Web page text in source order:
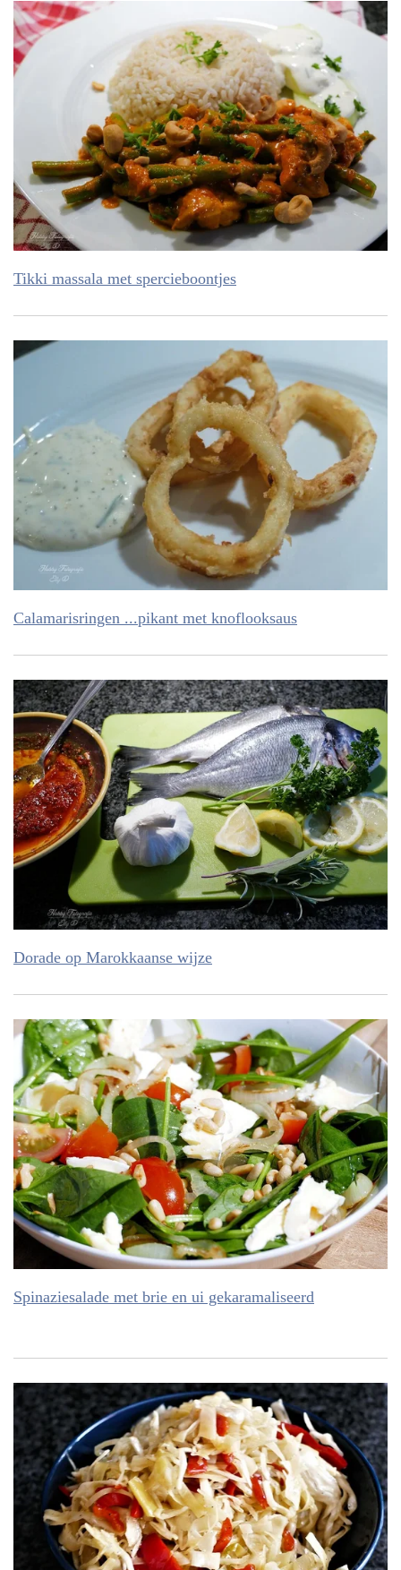
Tikki massala met spercieboontjes
Calamarisringen ...pikant met knoflooksaus
Dorade op Marokkaanse wijze
Spinaziesalade met brie en ui gekaramaliseerd